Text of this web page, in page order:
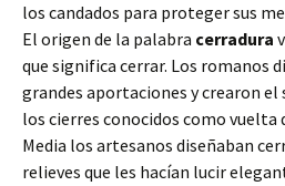
los candados para proteger sus
El origen de la palabra cerradura
que significa cerrar. Los romanos
grandes aportaciones y crearon el
los cierres conocidos como vuelta
Media los artesanos diseñaban
relieves que les hacían lucir